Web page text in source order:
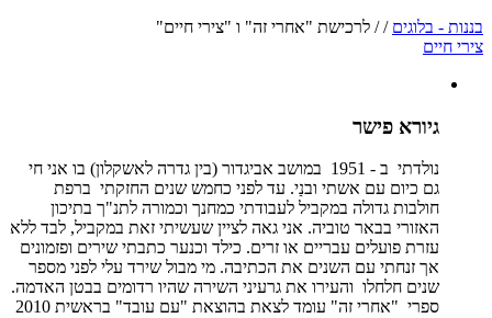
בננות - בלוגים /
/ לרכישת "אחרי זה" ו "צירי חיים"
צירי חיים
גיורא פישר
נולדתי ב - 1951 במושב אביגדור (בין גדרה לאשקלון) בו אני חי
גם כיום עם אשתי ובנַי. עד לפני כחמש שנים החזקתי ברפת
חולבות גדולה במקביל לעבודתי כמחנך וכמורה לתנ"ך בתיכון
האזורי בבאר טוביה. אני גאה לציין שעשיתי זאת במקביל, לבד ללא
עזרת פועלים עבריים או זרים. כילד וכנער כתבתי שירים ופזמונים
אך זנחתי עם השנים את הכתיבה. מי מבול שירד עלי לפני מספר
שנים חלחלו והעירו את גרעיני השירה שהיו רדומים בבטן האדמה.
ספרי "אחרי זה" עומד לצאת בהוצאת "עם עובד" בראשית 2010